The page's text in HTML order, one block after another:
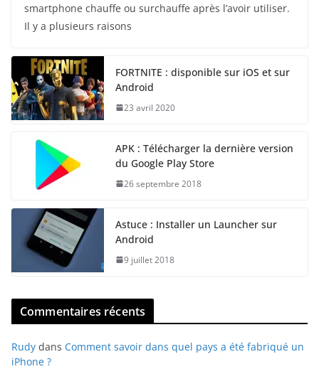
smartphone chauffe ou surchauffe après l’avoir utiliser.
Il y a plusieurs raisons
FORTNITE : disponible sur iOS et sur
Android
23 avril 2020
APK : Télécharger la dernière version
du Google Play Store
26 septembre 2018
Astuce : Installer un Launcher sur
Android
9 juillet 2018
Commentaires récents
Rudy dans Comment savoir dans quel pays a été fabriqué un
iPhone ?